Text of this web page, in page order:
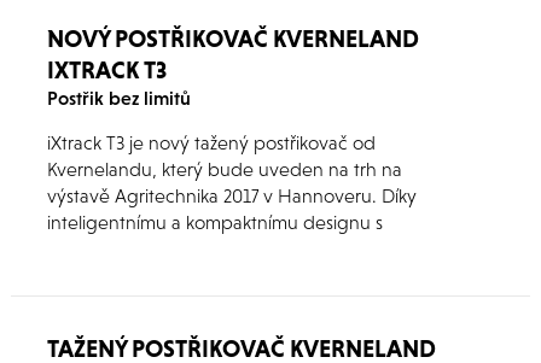
NOVÝ POSTŘIKOVAČ KVERNELAND
IXTRACK T3
Postřik bez limitů
iXtrack T3 je nový tažený postřikovač od
Kvernelandu, který bude uveden na trh na
výstavě Agritechnika 2017 v Hannoveru. Díky
inteligentnímu a kompaktnímu designu s
TAŽENÝ POSTŘIKOVAČ KVERNELAND